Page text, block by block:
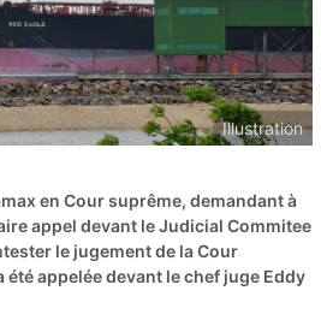
Illustration
en Cour suprême, demandant à
appel devant le Judicial Commitee
le jugement de la Cour
été appelée devant le chef juge Eddy